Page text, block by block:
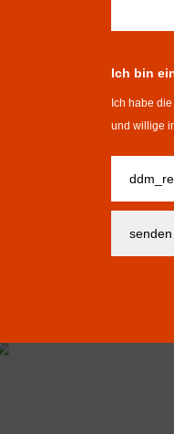
Ich bin
Ich habe die
und willige